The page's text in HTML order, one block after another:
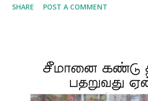
பொன்னம்பலம் மலையகத் தமிழர்களின்
விரிசலை ஏற்படுத்திய சம்பவமாக சொல்லப்பட்டு
குற்றச்சாட்டு என்று சொல்வதை விட, ஒரு
பொய் என்றே சொல்லலாம். அந்த காலத்தையும்,
SHARE POST A COMMENT